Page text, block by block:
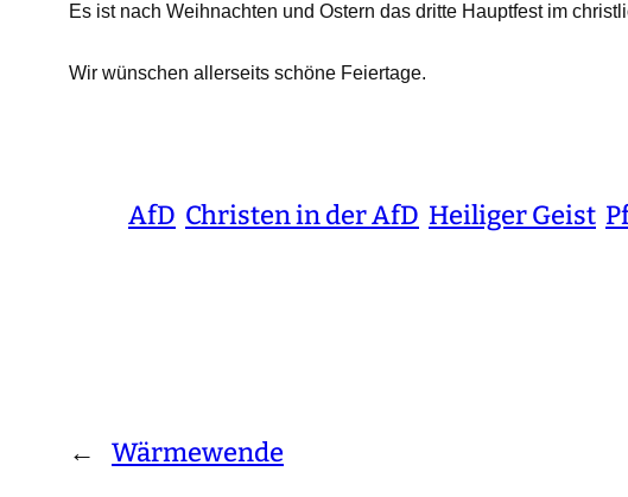
Es ist nach Weihnachten und Ostern das dritte Hauptfest im
Wir wünschen allerseits schöne Feiertage.
AfD Christen in der AfD Heiliger Geist
← Wärmewende